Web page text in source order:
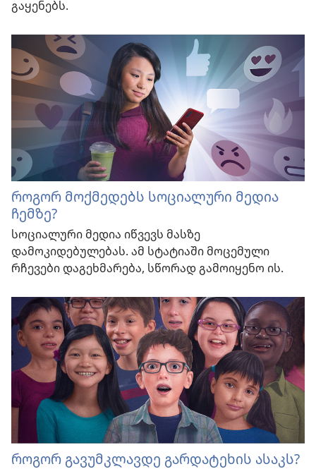
გაყენებს.
როგორ მოქმედებს სოციალური მედია
ჩემზე?
სოციალური მედია იწვევს მასზე
დამოკიდებულებას. ამ სტატიაში მოცემული
რჩევები დაგეხმარება, სწორად გამოიყენო ის.
როგორ გავუმკლავდე გარდატეხის ასაკს?